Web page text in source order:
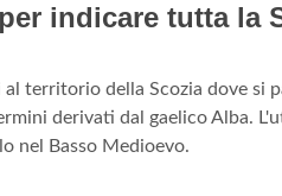
indicare tutta la
territorio della Scozia dove si
derivati dal gaelico Alba.
nel Basso Medioevo.